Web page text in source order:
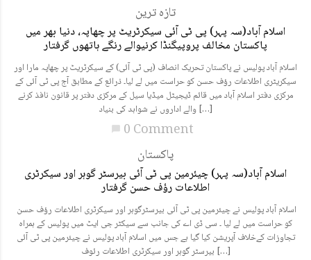
تازہ ترین
اسلام آباد(سہ پہر) پی ٹی آئی سیکرٹریٹ پر چھاپہ، دنیا بھر میں
پاکستان مخالف پروپیگنڈا کرنیوالے رنگے ہاتھوں گرفتار
اسلام آباد پولیس نے پاکستان تحریک انصاف (پی ٹی آئی) کے سیکرٹریٹ پر چھاپہ مارا اور
سیکریٹری اطلاعات رؤف حسن کو حراست میں لے لیا۔ ذرائع کے مطابق آج پی ٹی آئی کے
مرکزی دفتر اسلام آباد میں قائم ڈیجیٹل میڈیا سیل کے مرکزی دفتر پر قانون نافذ کرنے
والے اداروں نے شواہد کی بنیاد […]
0 Comment
پاکستان
اسلام آباد(سہ پہر) چیئرمین پی ٹی آئی بیرسٹر گوہر اور سیکرٹری
اطلاعات رؤف حسن گرفتار
کو حراست میں لے لیا ۔ سی ڈی اے کی جانب سے سیکٹر جی ایٹ میں پولیس کے ہمراہ
تجاوزات کےخلاف آپریشن کیا گیا ہے جس میں اسلام آباد پولیس نے چیئرمین پی ٹی آئی
بیرسٹر گوہر اور سیکرٹری اطلاعات رئوف […]